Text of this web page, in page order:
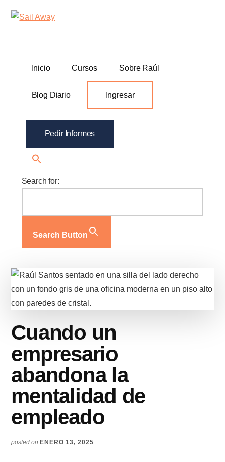
Additional
menu
Sail
Academia
Inicio
Cursos Sobre Raúl
Blog Diario Ingresar
Pedir Informes
Search for:
Search Button
Cuando un
empresario
abandona la
mentalidad de
empleado
posted on ENERO 13, 2025